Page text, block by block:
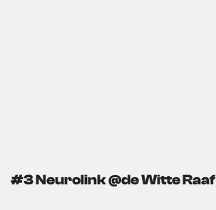
#3 Neurolink @de Witte Raaf